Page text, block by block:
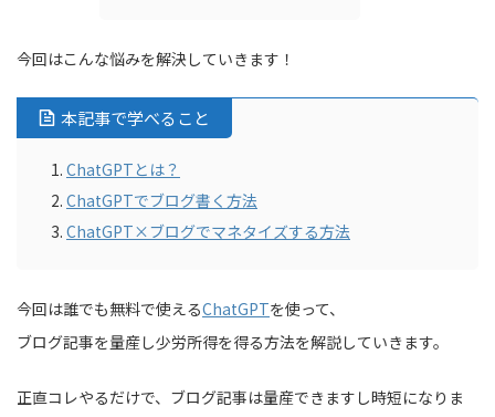
今回はこんな悩みを解決していきます！
本記事で学べること
ChatGPTとは？
ChatGPTでブログ書く方法
ChatGPT×ブログでマネタイズする方法
今回は誰でも無料で使えるChatGPTを使って、
ブログ記事を量産し少労所得を得る方法を解説していきます。
正直コレやるだけで、ブログ記事は量産できますし時短になりま